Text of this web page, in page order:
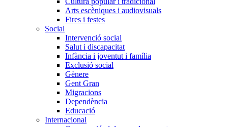
Arts escèniques i audiovisuals
Fires i festes
Social
Intervenció social
Salut i discapacitat
Infància i joventut i família
Exclusió social
Gènere
Gent Gran
Migracions
Dependència
Educació
Internacional